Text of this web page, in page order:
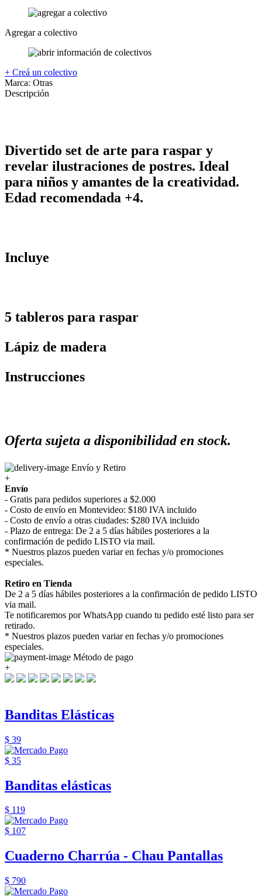
Agregar a colectivo
+ Creá un colectivo
Marca: Otras
Descripción
Divertido set de arte para raspar y
revelar ilustraciones de postres. Ideal
para niños y amantes de la creatividad.
Edad recomendada +4.
Incluye
5 tableros para raspar
Lápiz de madera
Instrucciones
Oferta sujeta a disponibilidad en stock.
Envío y Retiro
+
Envío
- Gratis para pedidos superiores a $2.000
- Costo de envío en Montevideo: $180 IVA incluido
- Costo de envío a otras ciudades: $280 IVA incluido
- Plazo de entrega: De 2 a 5 días hábiles posteriores a la
confirmación de pedido LISTO via mail.
* Nuestros plazos pueden variar en fechas y/o promociones
especiales.
Retiro en Tienda
De 2 a 5 días hábiles posteriores a la confirmación de pedido LISTO
via mail.
Te notificaremos por WhatsApp cuando tu pedido esté listo para ser
retirado.
* Nuestros plazos pueden variar en fechas y/o promociones
especiales.
Método de pago
+
Banditas Elásticas
$ 39
$ 35
Banditas elásticas
$ 119
$ 107
Cuaderno Charrúa - Chau Pantallas
$ 790